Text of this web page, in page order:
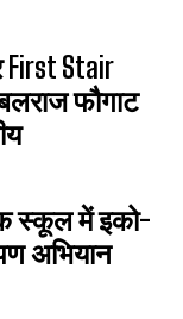
First Stair
फौगाट
स्कूल में इको-
अभियान